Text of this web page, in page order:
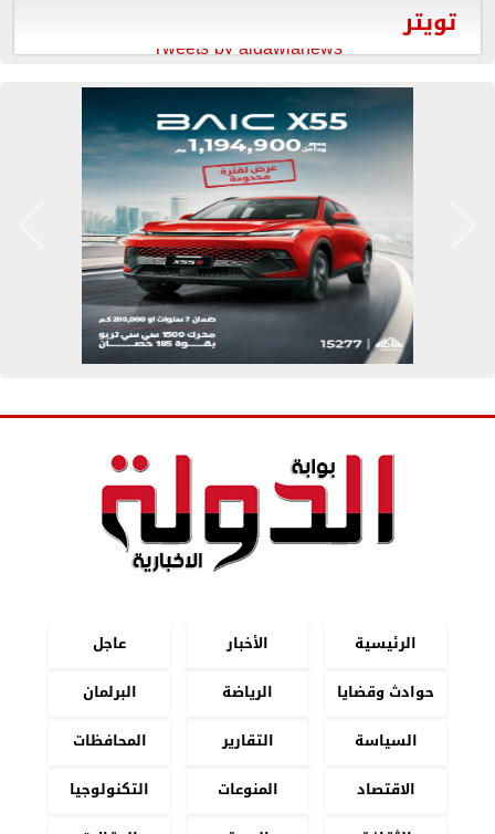
تويتر
Tweets by aldawlanews
الرئيسية الأخبار
عاجل
حوادث وقضايا
الرياضة
البرلمان
السياسة
التقارير
المحافظات
الاقتصاد
المنوعات
التكنولوجيا